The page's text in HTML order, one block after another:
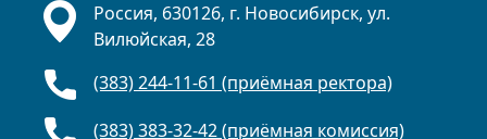
Россия, 630126, г. Новосибирск, ул.
Вилюйская, 28
(383) 244-11-61 (приёмная ректора)
(383) 383-32-42 (приёмная комиссия)